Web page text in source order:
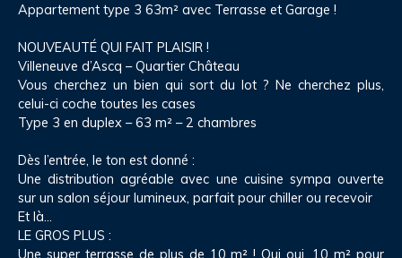
Appartement type 3 63m² avec Terrasse et Garage !
NOUVEAUTÉ QUI FAIT PLAISIR !
Villeneuve d’Ascq – Quartier Château
Vous cherchez un bien qui sort du lot ? Ne cherchez plus,
celui-ci coche toutes les cases
Type 3 en duplex – 63 m² – 2 chambres
Dès l’entrée, le ton est donné :
Une distribution agréable avec une cuisine sympa ouverte
sur un salon séjour lumineux, parfait pour chiller ou recevoir
Et là…
LE GROS PLUS :
Une super terrasse de plus de 10 m² ! Oui oui, 10 m² pour